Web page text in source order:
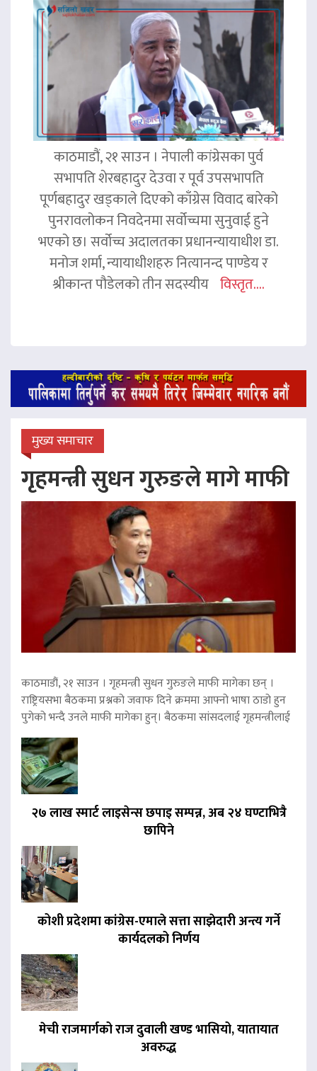
काठमाडौं, २१ साउन । नेपाली कांग्रेसका पुर्व
सभापति शेरबहादुर देउवा र पूर्व उपसभापति
पूर्णबहादुर खड्काले दिएको काँग्रेस विवाद बारेको
पुनरावलोकन निवदेनमा सर्वोच्चमा सुनुवाई हुने
भएको छ। सर्वोच्च अदालतका प्रधानन्यायाधीश डा.
मनोज शर्मा, न्यायाधीशहरु नित्यानन्द पाण्डेय र
श्रीकान्त पौडेलको तीन सदस्यीय विस्तृत....
मुख्य समाचार
गृहमन्त्री सुधन गुरुङले मागे माफी
काठमाडौं, २१ साउन । गृहमन्त्री सुधन गुरुङले माफी मागेका छन् ।
राष्ट्रियसभा बैठकमा प्रश्नको जवाफ दिने क्रममा आफ्नो भाषा ठाडो हुन
पुगेको भन्दै उनले माफी मागेका हुन्। बैठकमा सांसदलाई गृहमन्त्रीलाई
२७ लाख स्मार्ट लाइसेन्स छपाइ सम्पन्न, अब २४ घण्टाभित्रै
छापिने
कोशी प्रदेशमा कांग्रेस-एमाले सत्ता साझेदारी अन्त्य गर्ने
कार्यदलको निर्णय
मेची राजमार्गको राज दुवाली खण्ड भासियो, यातायात
अवरुद्ध